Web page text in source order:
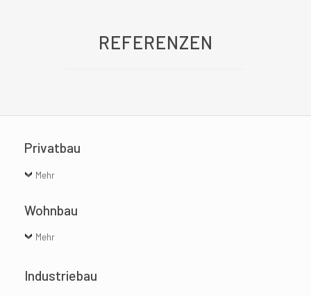
REFERENZEN
Privatbau
Mehr
Wohnbau
Mehr
Industriebau